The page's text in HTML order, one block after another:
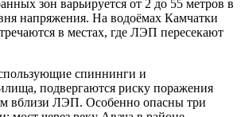
зон варьируется от 2 до 55 метров в
напряжения. На водоёмах Камчатки
в местах, где ЛЭП пересекают
спиннинги и
подвергаются риску поражения
вблизи ЛЭП. Особенно опасны три